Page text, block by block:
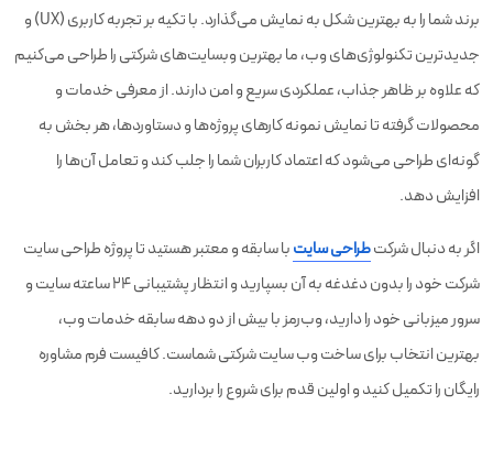
برند شما را به بهترین شکل به نمایش می‌گذارد. با تکیه بر تجربه کاربری (UX) و
جدیدترین تکنولوژی‌های وب، ما بهترین وبسایت‌های شرکتی را طراحی می‌کنیم
که علاوه بر ظاهر جذاب، عملکردی سریع و امن دارند. از معرفی خدمات و
محصولات گرفته تا نمایش نمونه کارهای پروژه‌ها و دستاوردها، هر بخش به
گونه‌ای طراحی می‌شود که اعتماد کاربران شما را جلب کند و تعامل آن‌ها را
افزایش دهد.
اگر به دنبال شرکتطراحی سایتبا سابقه و معتبر هستید تا پروژه طراحی سایت
شرکت خود را بدون دغدغه به آن بسپارید و انتظار پشتیبانی ۲۴ ساعته سایت و
سرور میزبانی خود را دارید، وب‌رمز با بیش از دو دهه سابقه خدمات وب،
بهترین انتخاب برای ساخت وب سایت شرکتی شماست. کافیست فرم مشاوره
رایگان را تکمیل کنید و اولین قدم برای شروع را بردارید.